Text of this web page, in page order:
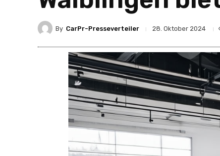
By CarPr-Presseverteiler 28. Oktober 2024